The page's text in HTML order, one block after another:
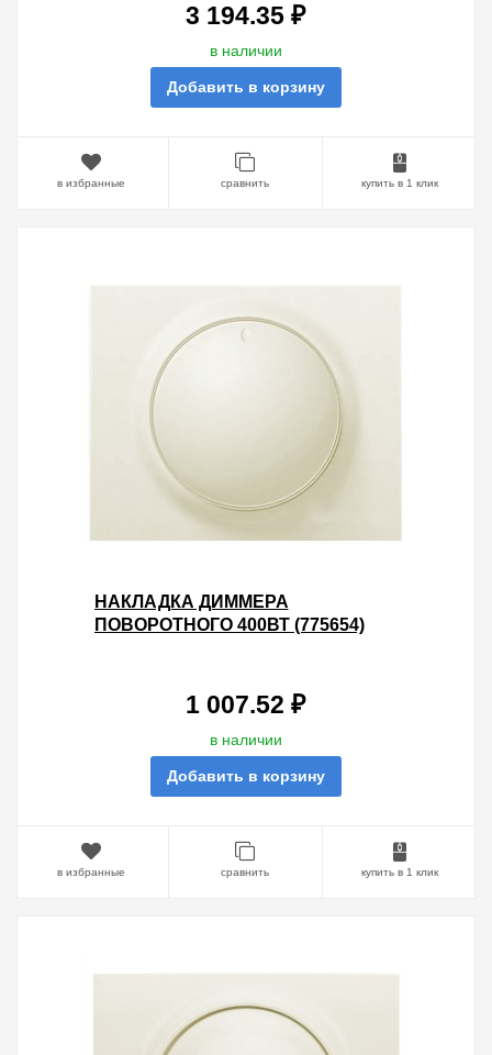
3 194.35 ₽
в наличии
Добавить в корзину
в избранные сравнить купить в 1 клик
НАКЛАДКА ДИММЕРА
ПОВОРОТНОГО 400ВТ (775654)
1 007.52 ₽
в наличии
Добавить в корзину
в избранные сравнить купить в 1 клик